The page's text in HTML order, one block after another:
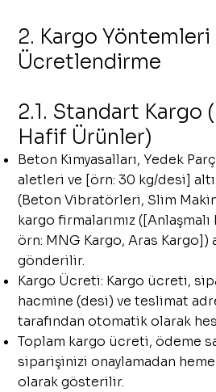
2. Kargo Yöntemleri
Ücretlendirme
2.1. Standart Kargo
Hafif Ürünler)
Beton Kimyasalları, Yedek
aletleri ve [örn: 30 kg/desi]
(Beton Vibratörleri, Slim
kargo firmalarımız ([Anlaşmalı
örn: MNG Kargo, Aras Kargo])
gönderilir.
Kargo Ücreti: Kargo ücreti,
hacmine (desi) ve teslimat
tarafından otomatik olarak
Toplam kargo ücreti, ödeme
siparişinizi onaylamadan
olarak gösterilir.